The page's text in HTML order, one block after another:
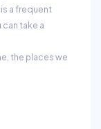
a frequent
take a
the places we